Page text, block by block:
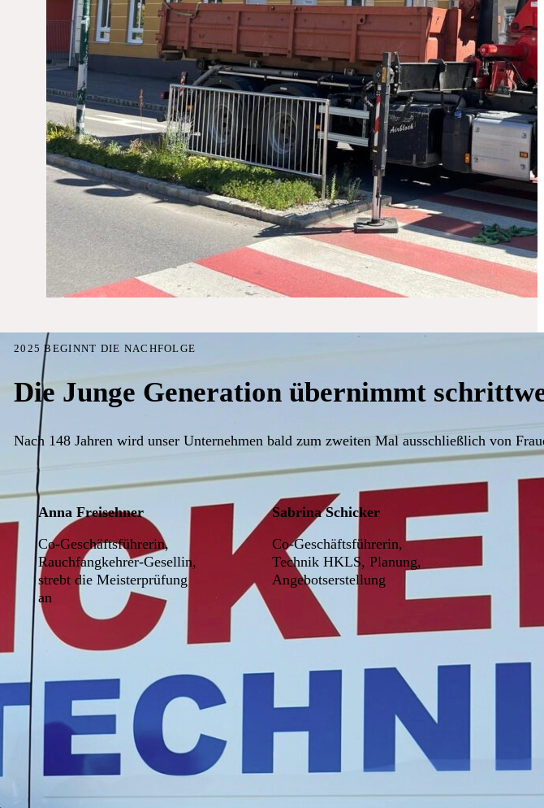
2025 BEGINNT DIE NACHFOLGE
Die Junge Generation übernimmt
Nach 148 Jahren wird unser Unternehmen bald zum zweiten Mal ausschließlich von
Anna Freisehner
Co-Geschäftsführerin,
Rauchfangkehrer-Gesellin,
strebt die Meisterprüfung
an
Sabrina Schicker
Co-Geschäftsführerin,
Technik HKLS, Planung,
Angebotserstellung